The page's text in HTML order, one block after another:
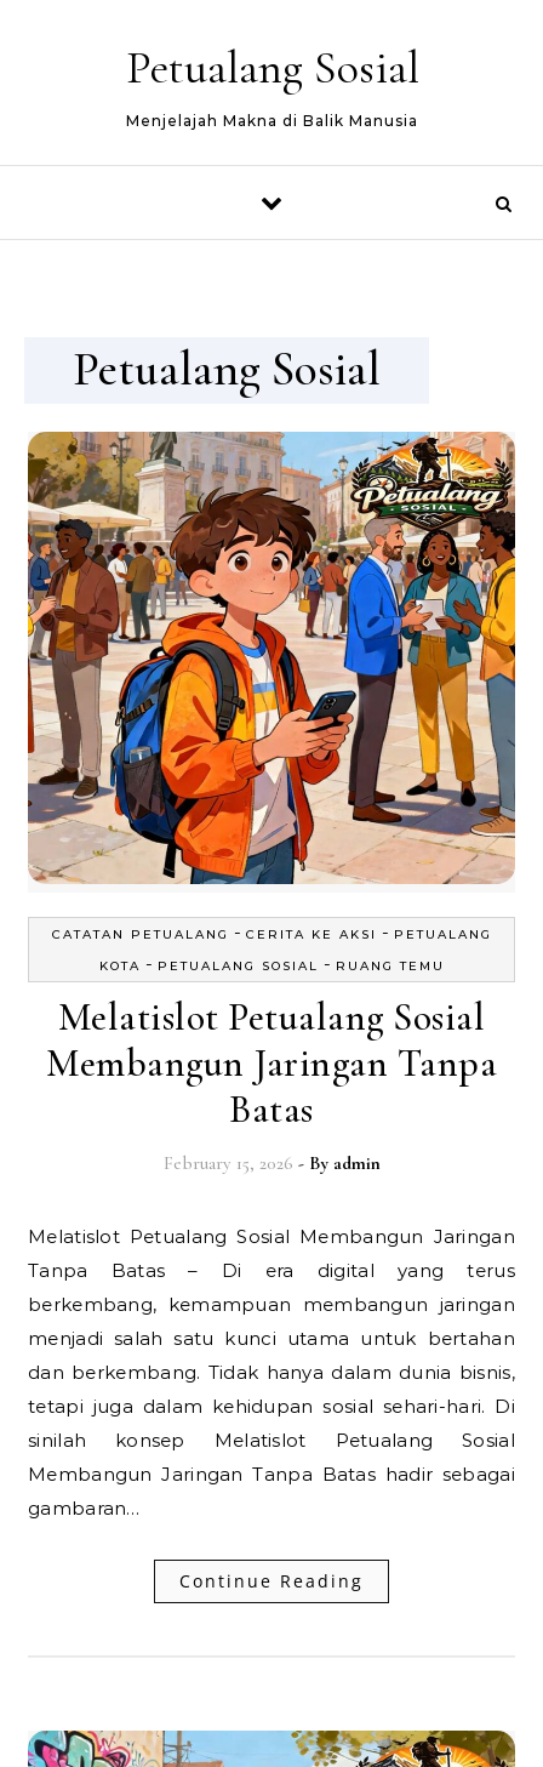
Petualang Sosial
Menjelajah Makna di Balik Manusia
Petualang Sosial
CATATAN PETUALANG - CERITA KE AKSI - PETUALANG
KOTA - PETUALANG SOSIAL - RUANG TEMU
Melatislot Petualang Sosial
Membangun Jaringan Tanpa
Batas
February 15, 2026 - By admin
Melatislot Petualang Sosial Membangun Jaringan
Tanpa Batas – Di era digital yang terus
berkembang, kemampuan membangun jaringan
menjadi salah satu kunci utama untuk bertahan
dan berkembang. Tidak hanya dalam dunia bisnis,
tetapi juga dalam kehidupan sosial sehari-hari. Di
sinilah konsep Melatislot Petualang Sosial
Membangun Jaringan Tanpa Batas hadir sebagai
gambaran…
Continue Reading